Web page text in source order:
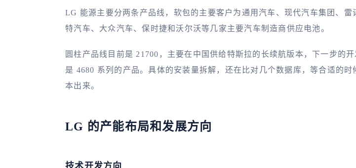
LG 能源主要分两条产品线，软包的主要客户为通用汽车、现代汽车集团、雷
特汽车、大众汽车、保时捷和沃尔沃等几家主要汽车制造商供应电池。
圆柱产品线目前是 21700，主要在中国供给特斯拉的长续航版本，下一步的
是 4680 系列的产品。具体的安装量拆解，还在比对几个数据库，等合适的时
本出来。
LG 的产能布局和发展方向